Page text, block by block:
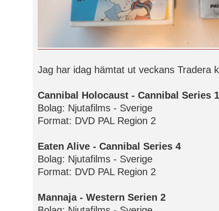
Jag har idag hämtat ut veckans Tradera
Cannibal Holocaust - Cannibal Series 1
Bolag: Njutafilms - Sverige
Format: DVD PAL Region 2
Eaten Alive - Cannibal Series 4
Bolag: Njutafilms - Sverige
Format: DVD PAL Region 2
Mannaja - Western Serien 2